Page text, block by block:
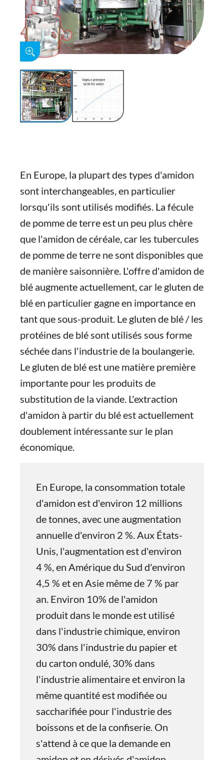
En Europe, la plupart des types d'amidon
sont interchangeables, en particulier
lorsqu'ils sont utilisés modifiés. La fécule
de pomme de terre est un peu plus chère
que l'amidon de céréale, car les tubercules
de pomme de terre ne sont disponibles que
de manière saisonnière. L'offre d'amidon de
blé augmente actuellement, car le gluten de
blé en particulier gagne en importance en
tant que sous-produit. Le gluten de blé / les
protéines de blé sont utilisés sous forme
séchée dans l'industrie de la boulangerie.
Le gluten de blé est une matière première
importante pour les produits de
substitution de la viande. L'extraction
d'amidon à partir du blé est actuellement
doublement intéressante sur le plan
économique.
En Europe, la consommation totale
d'amidon est d'environ 12 millions
de tonnes, avec une augmentation
annuelle d'environ 2 %. Aux États-
Unis, l'augmentation est d'environ
4 %, en Amérique du Sud d'environ
4,5 % et en Asie même de 7 % par
an. Environ 10% de l'amidon
produit dans le monde est utilisé
dans l'industrie chimique, environ
30% dans l'industrie du papier et
du carton ondulé, 30% dans
l'industrie alimentaire et environ la
même quantité est modifiée ou
saccharifiée pour l'industrie des
boissons et de la confiserie. On
s'attend à ce que la demande en